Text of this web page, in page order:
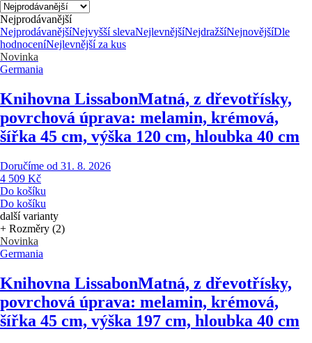
Nejprodávanější
NejprodávanějšíNejvyšší slevaNejlevnějšíNejdražšíNejnovějšíDle
hodnoceníNejlevnější za kus
Novinka
Germania
Knihovna LissabonMatná, z dřevotřísky,
povrchová úprava: melamin, krémová,
šířka 45 cm, výška 120 cm, hloubka 40 cm
Doručíme od 31. 8. 2026
4 509 Kč
Do košíku
Do košíku
další varianty
+ Rozměry (2)
Novinka
Germania
Knihovna LissabonMatná, z dřevotřísky,
povrchová úprava: melamin, krémová,
šířka 45 cm, výška 197 cm, hloubka 40 cm